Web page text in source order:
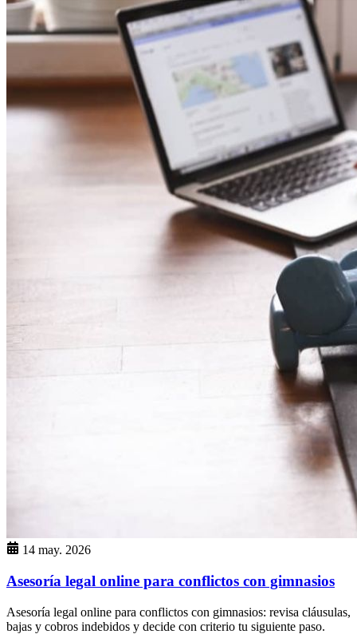
14 may. 2026
Asesoría legal online para conflictos con gimnasios
Asesoría legal online para conflictos con gimnasios: revisa cláusulas,
bajas y cobros indebidos y decide con criterio tu siguiente paso.